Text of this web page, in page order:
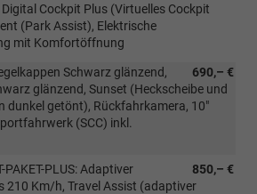
Cockpit Plus (Virtuelles Cockpit
(Park Assist), Elektrische
mit Komfortöffnung
690,– €
Schwarz glänzend,
glänzend, Sunset (Heckscheibe und
dunkel getönt), Rückfahrkamera, 10"
(SCC) inkl.
850,– €
PAKET-PLUS: Adaptiver
210 Km/h, Travel Assist (adaptiver